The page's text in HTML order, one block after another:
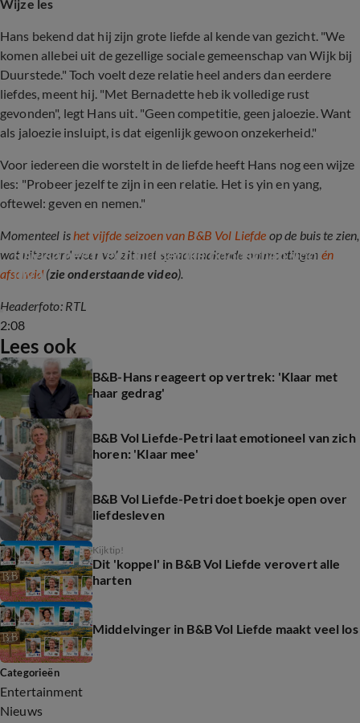
Wijze les
Hans bekend dat hij zijn grote liefde al kende van gezicht. "We
komen allebei uit de gezellige sociale gemeenschap van Wijk bij
Duurstede." Toch voelt deze relatie heel anders dan eerdere
liefdes, meent hij. "Met Bernadette heb ik volledige rust
gevonden", legt Hans uit. "Geen competitie, geen jaloezie. Want
als jaloezie insluipt, is dat eigenlijk gewoon onzekerheid."
Voor iedereen die worstelt in de liefde heeft Hans nog een wijze
les: "Probeer jezelf te zijn in een relatie. Het is yin en yang,
oftewel: geven en nemen."
Momenteel is het vijfde seizoen van B&B Vol Liefde op de buis te zien,
wat uiteraard weer vol zit met spraakmakende ontmoetingen én
afscheid (zie onderstaande video).
2:08
Rayisa heeft een duidelijke boodschap voor
Illya
Headerfoto: RTL
Lees ook
B&B-Hans reageert op vertrek: 'Klaar met
haar gedrag'
B&B Vol Liefde-Petri laat emotioneel van zich
horen: 'Klaar mee'
B&B Vol Liefde-Petri doet boekje open over
liefdesleven
Kijktip!
Dit 'koppel' in B&B Vol Liefde verovert alle
harten
Middelvinger in B&B Vol Liefde maakt veel los
Categorieën
Entertainment
Nieuws